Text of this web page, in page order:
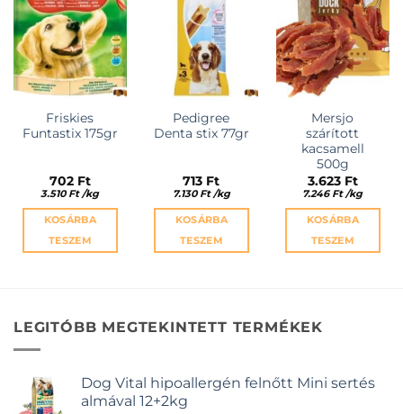
Friskies
Funtastix 175gr
702 Ft
3.510Ft /kg
KOSÁRBA
TESZEM
Pedigree
Denta stix 77gr
713 Ft
7.130Ft /kg
KOSÁRBA
TESZEM
Mersjo
szárított
kacsamell
500g
3.623 Ft
7.246 Ft /kg
KOSÁRBA
TESZEM
LEGITÓBB MEGTEKINTETT TERMÉKEK
Dog Vital hipoallergén felnőtt Mini sertés
almával 12+2kg